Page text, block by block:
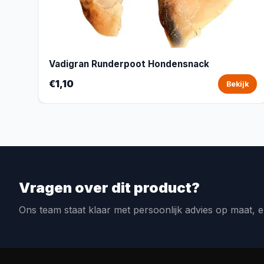
Vadigran Runderpoot Hondensnack
€1,10 Bekijk
Vragen over dit product?
Ons team staat klaar met persoonlijk advies op maat,